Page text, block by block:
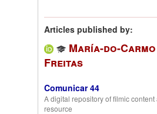
Articles published by:
María-do-
Freitas
Comunicar 44
A digital repository of filmic content
resource